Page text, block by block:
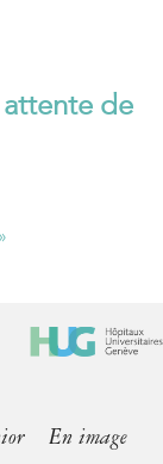
attente de
En image